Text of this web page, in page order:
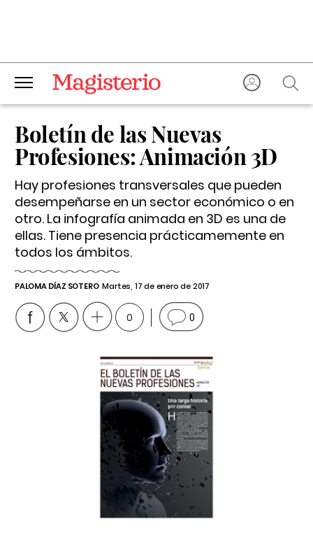
Boletín de las Nuevas
Profesiones: Animación 3D
Hay profesiones transversales que pueden
desempeñarse en un sector económico o en
otro. La infografía animada en 3D es una de
ellas. Tiene presencia prácticamemente en
todos los ámbitos.
PALOMA DÍAZ SOTERO Martes, 17 de enero de 2017
0 0